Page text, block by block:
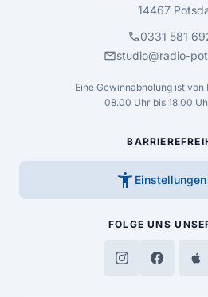
14467
call0331 581
mailstudio@radio-
Eine Gewinnabholung ist von
08.00 Uhr bis 18.00
accessibility_new
FOLGE UNS